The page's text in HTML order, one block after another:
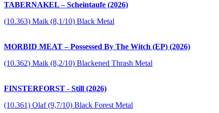
TABERNAKEL – Scheintaufe (2026)
(10.363) Maik (8,1/10) Black Metal
MORBID MEAT – Possessed By The Witch (EP) (2026)
(10.362) Maik (8,2/10) Blackened Thrash Metal
FINSTERFORST - Still (2026)
(10.361) Olaf (9,7/10) Black Forest Metal